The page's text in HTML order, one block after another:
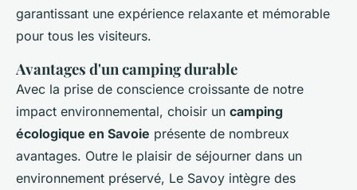
garantissant une expérience relaxante et mémorable
pour tous les visiteurs.
Avantages d'un camping durable
Avec la prise de conscience croissante de notre
impact environnemental, choisir un camping
écologique en Savoie présente de nombreux
avantages. Outre le plaisir de séjourner dans un
environnement préservé, Le Savoy intègre des